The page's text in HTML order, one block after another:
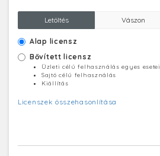
Letöltés Vászon
Alap licensz
Bővített licensz
Üzleti célú felhasználás egyes esetei
Sajtó célú felhasználás
Kiállítás
Licenszek összehasonlítása